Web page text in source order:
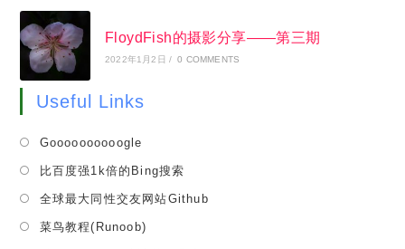
FloydFish的摄影分享——第三期
2022年1月2日 / 0 COMMENTS
Useful Links
Goooooooooogle
new
tab
比百度强1k倍的Bing搜索
全球最大同性交友网站GithubOpens
菜鸟教程(Runoob)